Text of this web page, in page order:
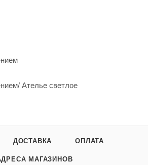
Ателье светлое
ДОСТАВКА ОПЛАТА
МАГАЗИНОВ